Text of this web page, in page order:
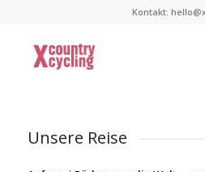
Kontakt:
Unsere Reise